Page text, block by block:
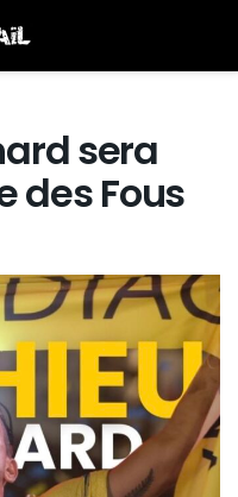
sera
des Fous